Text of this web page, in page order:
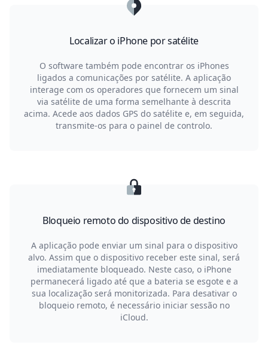
Localizar o iPhone por satélite
O software também pode encontrar os iPhones
ligados a comunicações por satélite. A aplicação
interage com os operadores que fornecem um sinal
via satélite de uma forma semelhante à descrita
acima. Acede aos dados GPS do satélite e, em seguida,
transmite-os para o painel de controlo.
Bloqueio remoto do dispositivo de destino
A aplicação pode enviar um sinal para o dispositivo
alvo. Assim que o dispositivo receber este sinal, será
imediatamente bloqueado. Neste caso, o iPhone
permanecerá ligado até que a bateria se esgote e a
sua localização será monitorizada. Para desativar o
bloqueio remoto, é necessário iniciar sessão no
iCloud.